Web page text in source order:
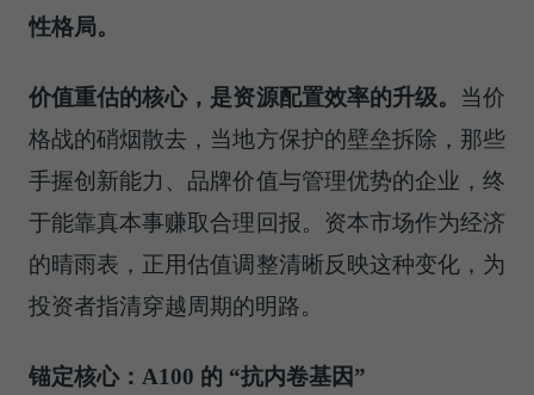
性格局。
价值重估的核心，是资源配置效率的升级。 当价
格战的硝烟散去，当地方保护的壁垒拆除，那些
手握创新能力、品牌价值与管理优势的企业，终
于能靠真本事赚取合理回报。资本市场作为经济
的晴雨表，正用估值调整清晰反映这种变化，为
投资者指清穿越周期的明路。
锚定核心：A100 的 “抗内卷基因”